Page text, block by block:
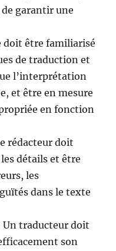
garantir une
doit être familiarisé
de traduction et
l’interprétation
et être en mesure
en fonction
rédacteur doit
détails et être
les
dans le texte
Un traducteur doit
son